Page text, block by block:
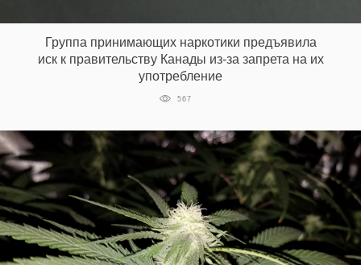
Группа принимающих наркотики предъявила
иск к правительству Канады из-за запрета на их
употребление
567